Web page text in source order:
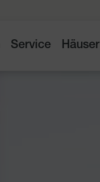
Service Häuser